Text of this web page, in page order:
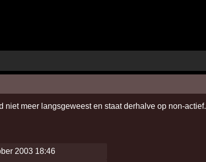
niet meer langsgeweest en staat derhalve op non-actief.
2003 18:46